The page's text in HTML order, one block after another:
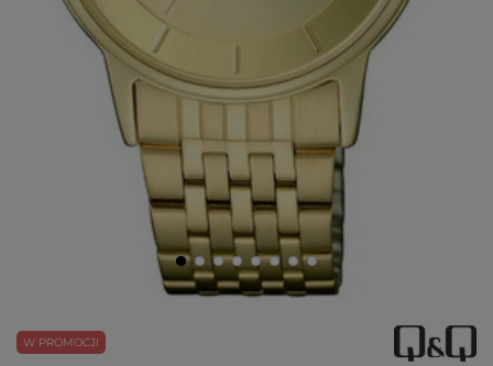
W PROMOCJI